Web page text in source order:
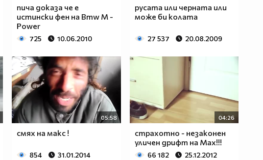
пича доказа че е
истински фен на Bmw M -
Power
725 10.06.2010
русата или черната или
може би колата
27 537 20.08.2009
05:58
смях на макс !
854 31.01.2014
04:26
страхотно - незаконен
уличен дрифт на Max!!!
66 182 25.12.2012